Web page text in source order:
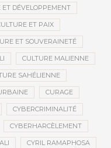
ET DÉVELOPPEMENT
ET PAIX
ET SOUVERAINETÉ
CULTURE MALIENNE
SAHÉLIENNE
CURAGE
CYBERCRIMINALITÉ
CYBERHARCÈLEMENT
CYRIL RAMAPHOSA